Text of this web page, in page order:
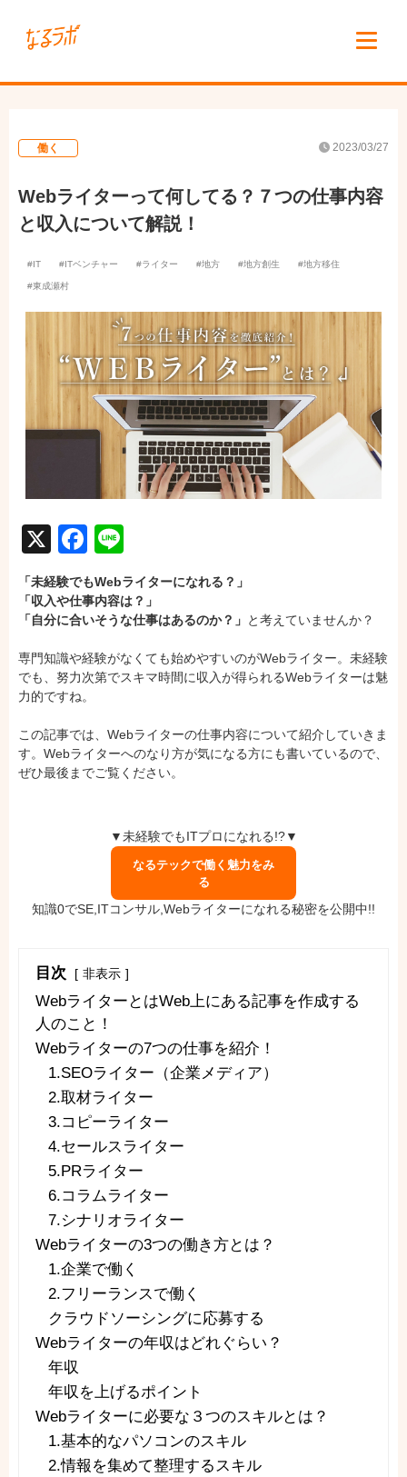
働く 2023/03/27
Webライターって何してる？７つの仕事内容
と収入について解説！
IT ITベンチャー ライター 地方 地方創生 地方移住
東成瀬村
X Facebook
「未経験でもWebライターになれる？」
「収入や仕事内容は？」
「自分に合いそうな仕事はあるのか？」 と考えていませんか？
専門知識や経験がなくても始めやすいのがWebライター。未経験
でも、努力次第でスキマ時間に収入が得られるWebライターは魅
力的ですね。
この記事では、Webライターの仕事内容について紹介していきま
す。Webライターへのなり方が気になる方にも書いているので、
ぜひ最後までご覧ください。
▼未経験でもITプロになれる!?▼
なるテックで働く魅力をみ
る
知識0でSE,ITコンサル,Webライターになれる秘密を公開中!!
目次 非表示
WebライターとはWeb上にある記事を作成する
人のこと！
Webライターの7つの仕事を紹介！
1.SEOライター（企業メディア）
2.取材ライター
3.コピーライター
4.セールスライター
5.PRライター
6.コラムライター
7.シナリオライター
Webライターの3つの働き方とは？
1.企業で働く
2.フリーランスで働く
クラウドソーシングに応募する
Webライターの年収はどれぐらい？
年収
年収を上げるポイント
Webライターに必要な３つのスキルとは？
1.基本的なパソコンのスキル
2.情報を集めて整理するスキル